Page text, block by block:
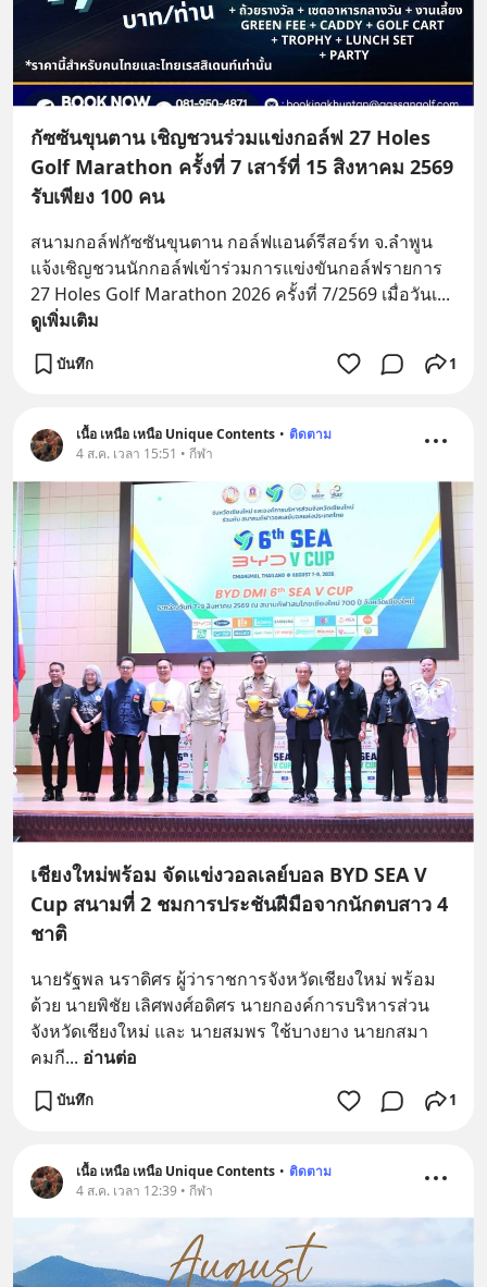
กัซซันขุนตาน เชิญชวนร่วมแข่งกอล์ฟ 27 Holes
Golf Marathon ครั้งที่ 7 เสาร์ที่ 15 สิงหาคม 2569
รับเพียง 100 คน
สนามกอล์ฟกัซซันขุนตาน กอล์ฟแอนด์รีสอร์ท จ.ลำพูน
แจ้งเชิญชวนนักกอล์ฟเข้าร่วมการแข่งขันกอล์ฟรายการ
27 Holes Golf Marathon 2026 ครั้งที่ 7/2569 เมื่อวันเ...
ดูเพิ่มเติม
บันทึก 1
เนื้อ เหนือ เหนือ Unique Contents • ติดตาม
4 ส.ค. เวลา 15:51 • กีฬา
เชียงใหม่พร้อม จัดแข่งวอลเลย์บอล BYD SEA V
Cup สนามที่ 2 ชมการประชันฝีมือจากนักตบสาว 4
ชาติ
นายรัฐพล นราดิศร ผู้ว่าราชการจังหวัดเชียงใหม่ พร้อม
ด้วย นายพิชัย เลิศพงศ์อดิศร นายกองค์การบริหารส่วน
จังหวัดเชียงใหม่ และ นายสมพร ใช้บางยาง นายกสมา
คมกี... อ่านต่อ
บันทึก 1
เนื้อ เหนือ เหนือ Unique Contents • ติดตาม
4 ส.ค. เวลา 12:39 • กีฬา